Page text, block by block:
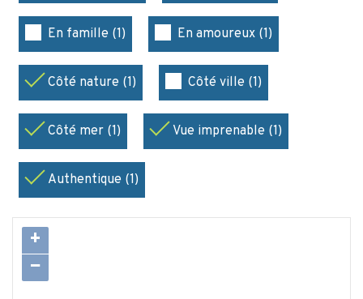
En famille (1) En amoureux (1)
Côté nature (1) Côté ville (1)
Côté mer (1) Vue imprenable (1)
Authentique (1)
+
−